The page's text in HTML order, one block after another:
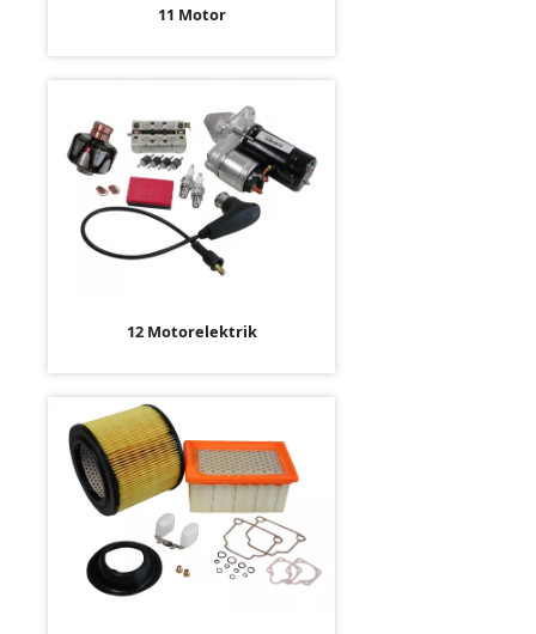
11 Motor
12 Motorelektrik